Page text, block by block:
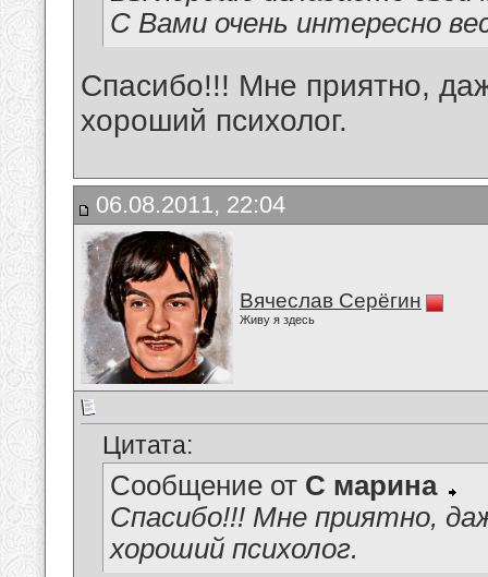
С Вами очень интересно
Спасибо!!! Мне приятно,
хороший психолог.
06.08.2011, 22:04
Вячеслав Серёгин
Живу я здесь
Цитата:
Сообщение от С марина
Спасибо!!! Мне приятно,
хороший психолог.